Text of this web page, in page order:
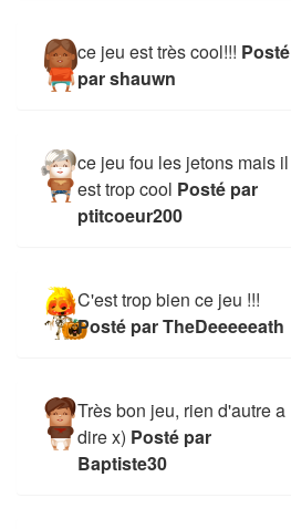
ce jeu est très cool!!! Posté
par shauwn
ce jeu fou les jetons mais il
est trop cool Posté par
ptitcoeur200
C'est trop bien ce jeu !!!
Posté par TheDeeeeeath
Très bon jeu, rien d'autre a
dire x) Posté par
Baptiste30